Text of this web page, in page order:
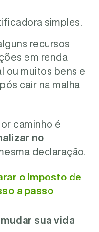
simples.
recursos
em renda
ou muitos bens e
cair na malha
caminho é
no
declaração.
o Imposto de
a passo
sua vida